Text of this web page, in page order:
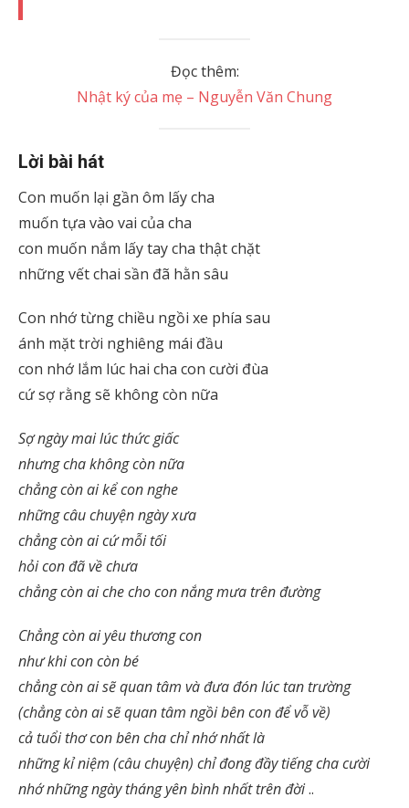
Đọc thêm:
Nhật ký của mẹ – Nguyễn Văn Chung
Lời bài hát
Con muốn lại gần ôm lấy cha
muốn tựa vào vai của cha
con muốn nắm lấy tay cha thật chặt
những vết chai sần đã hằn sâu
Con nhớ từng chiều ngồi xe phía sau
ánh mặt trời nghiêng mái đầu
con nhớ lắm lúc hai cha con cười đùa
cứ sợ rằng sẽ không còn nữa
Sợ ngày mai lúc thức giấc
nhưng cha không còn nữa
chẳng còn ai kể con nghe
những câu chuyện ngày xưa
chẳng còn ai cứ mỗi tối
hỏi con đã về chưa
chẳng còn ai che cho con nắng mưa trên đường
Chẳng còn ai yêu thương con
như khi con còn bé
chẳng còn ai sẽ quan tâm và đưa đón lúc tan trường
(chẳng còn ai sẽ quan tâm ngồi bên con để vỗ về)
cả tuổi thơ con bên cha chỉ nhớ nhất là
những kỉ niệm (câu chuyện) chỉ đong đầy tiếng cha cười
nhớ những ngày tháng yên bình nhất trên đời..